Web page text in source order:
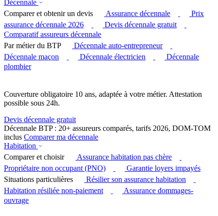
Décennale
Comparer et obtenir un devis
Assurance décennale
Prix
assurance décennale 2026
Devis décennale gratuit
Comparatif assureurs décennale
Par métier du BTP
Décennale auto-entrepreneur
Décennale maçon
Décennale électricien
Décennale
plombier
Couverture obligatoire 10 ans, adaptée à votre métier. Attestation
possible sous 24h.
Devis décennale gratuit
Décennale BTP : 20+ assureurs comparés, tarifs 2026, DOM-TOM
inclus Comparer ma décennale
Habitation
Comparer et choisir
Assurance habitation pas chère
Propriétaire non occupant (PNO)
Garantie loyers impayés
Situations particulières
Résilier son assurance habitation
Habitation résiliée non-paiement
Assurance dommages-
ouvrage